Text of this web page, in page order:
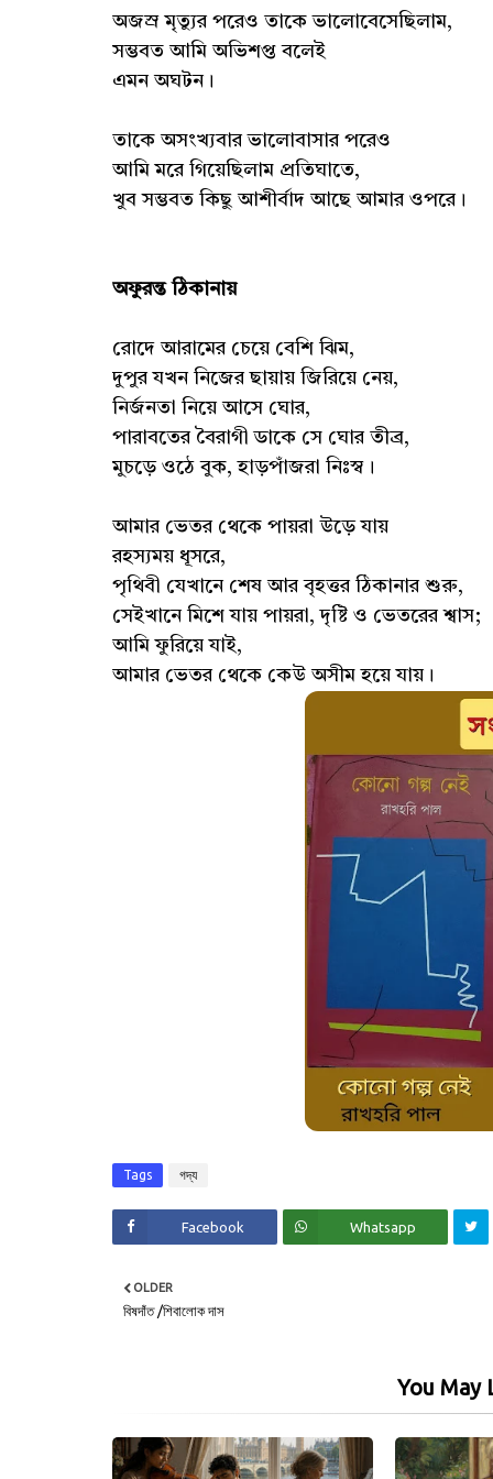
অজস্র মৃত্যুর পরেও তাকে ভালোবেসেছিলাম,
সম্ভবত আমি অভিশপ্ত বলেই
এমন অঘটন।
তাকে অসংখ্যবার ভালোবাসার পরেও
আমি মরে গিয়েছিলাম প্রতিঘাতে,
খুব সম্ভবত কিছু আশীর্বাদ আছে আমার ওপরে।
অফুরন্ত ঠিকানায়
রোদে আরামের চেয়ে বেশি ঝিম,
দুপুর যখন নিজের ছায়ায় জিরিয়ে নেয়,
নির্জনতা নিয়ে আসে ঘোর,
পারাবতের বৈরাগী ডাকে সে ঘোর তীব্র,
মুচড়ে ওঠে বুক, হাড়পাঁজরা নিঃস্ব।
আমার ভেতর থেকে পায়রা উড়ে যায়
রহস্যময় ধূসরে,
পৃথিবী যেখানে শেষ আর বৃহত্তর ঠিকানার শুরু,
সেইখানে মিশে যায় পায়রা, দৃষ্টি ও ভেতরের শ্বাস;
আমি ফুরিয়ে যাই,
আমার ভেতর থেকে কেউ অসীম হয়ে যায়।
Tags গদ্য
Facebook Whatsapp
OLDER
বিষদাঁত /শিবালোক দাস
You May